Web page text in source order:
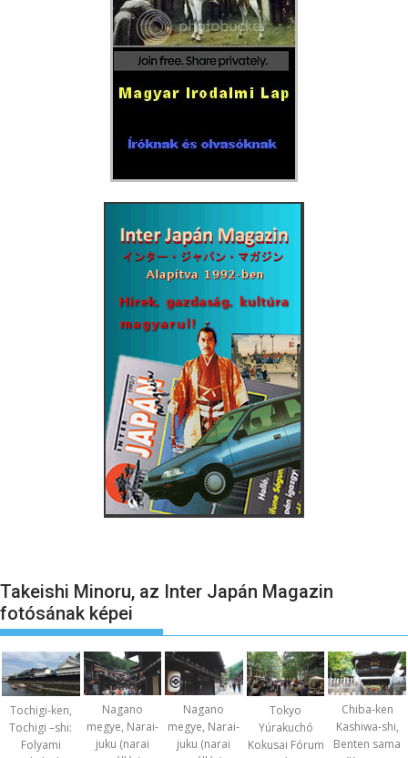
Takeishi Minoru, az Inter Japán Magazin
fotósának képei
Tochigi-ken,
Tochigi –shi:
Folyami
Nagano
megye, Narai-
juku (narai
Nagano
megye, Narai-
juku (narai
Tokyo
Yúrakuchó
Kokusai Fórum
Chiba-ken
Kashiwa-shi,
Benten sama